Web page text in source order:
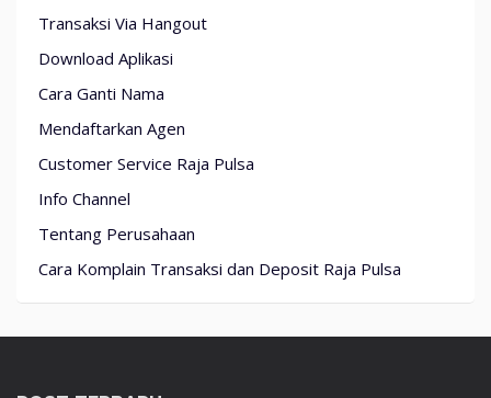
Transaksi Via Hangout
Download Aplikasi
Cara Ganti Nama
Mendaftarkan Agen
Customer Service Raja Pulsa
Info Channel
Tentang Perusahaan
Cara Komplain Transaksi dan Deposit Raja Pulsa